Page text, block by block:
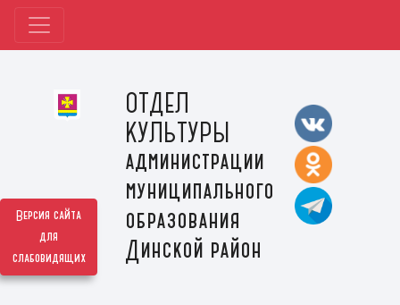
Версия сайта
для
слабовидящих
ОТДЕЛ
КУЛЬТУРЫ
администрации
муниципального
образования
Динской район